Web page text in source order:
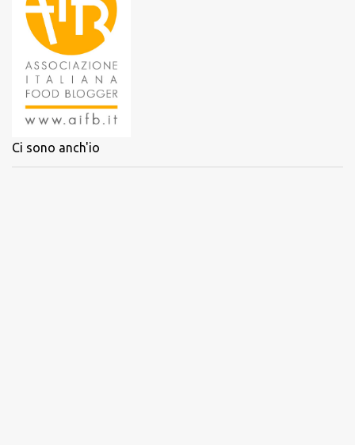
Ci sono anch'io